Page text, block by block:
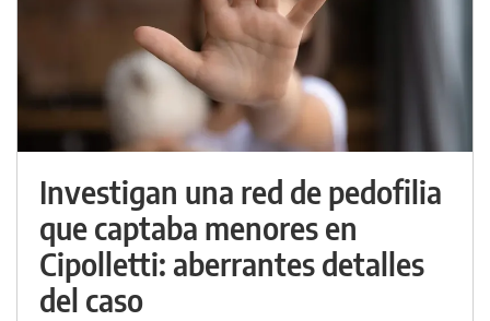
Investigan una red de pedofilia
que captaba menores en
Cipolletti: aberrantes detalles
del caso